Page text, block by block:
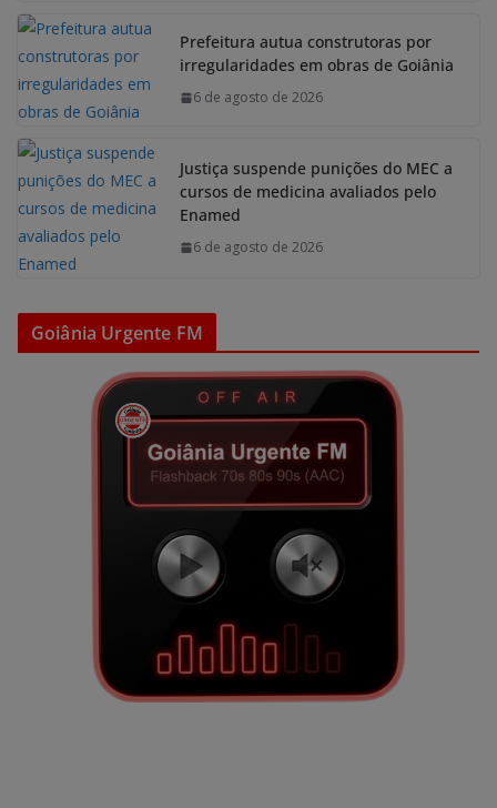
Prefeitura autua construtoras por
irregularidades em obras de Goiânia
6 de agosto de 2026
Justiça suspende punições do MEC a
cursos de medicina avaliados pelo
Enamed
6 de agosto de 2026
Goiânia Urgente FM